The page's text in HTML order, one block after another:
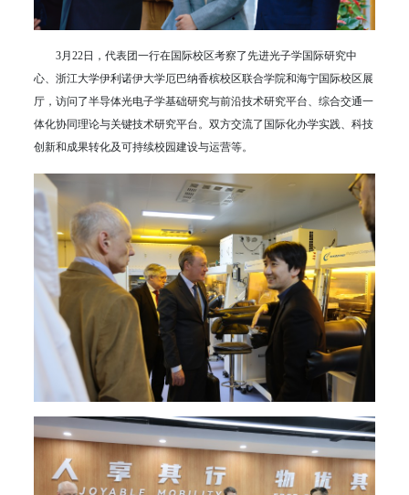
3月22日，代表团一行在国际校区考察了先进光子学国际研究中
心、浙江大学伊利诺伊大学厄巴纳香槟校区联合学院和海宁国际校区展
厅，访问了半导体光电子学基础研究与前沿技术研究平台、综合交通一
体化协同理论与关键技术研究平台。双方交流了国际化办学实践、科技
创新和成果转化及可持续校园建设与运营等。